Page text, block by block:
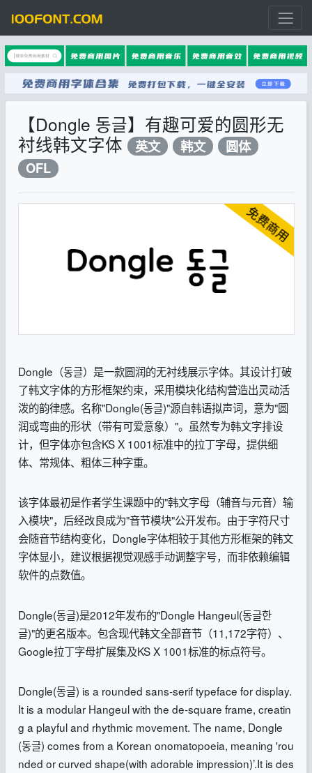
【Dongle 동글】有趣可爱的圆形无
衬线韩文字体
英文 韩文
圆体
OFL
Dongle（동글）是一款圆润的无衬线展示字体。其设计打破
了韩文字体的方形框架约束，采用模块化结构营造出灵动活
泼的韵律感。名称"Dongle(동글)"源自韩语拟声词，意为"圆
润或弯曲的形状（带有可爱意象）"。虽然专为韩文字排设
计，但字体亦包含KS X 1001标准中的拉丁字母，提供细
体、常规体、粗体三种字重。
该字体最初是作者学生课题中的"韩文字母（辅音与元音）输
入模块"，后经改良成为"音节模块"公开发布。由于字符尺寸
会随音节结构变化，Dongle字体相较于其他方形框架的韩文
字体显小，建议根据视觉观感手动调整字号，而非依赖编辑
软件的点数值。
Dongle(동글)是2012年发布的"Dongle Hangeul(동글한
글)"的更名版本。包含现代韩文全部音节（11,172字符）、
Google拉丁字母扩展集及KS X 1001标准的标点符号。
Dongle(동글) is a rounded sans-serif typeface for display.
It is a modular Hangeul with the de-square frame, creatin
g a playful and rhythmic movement. The name, Dongle
(동글) comes from a Korean onomatopoeia, meaning 'rou
nded or curved shape(with adorable impression)’.It is des